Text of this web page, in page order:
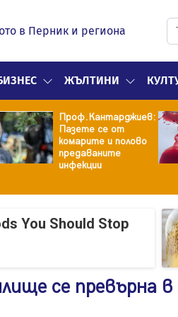
в Перник и региона
ЖЪЛТИНИ
Проф.Кантарджиев:
Пазете се от
комарите и полово
предаваните
инфекции
You Should Stop
се превърна